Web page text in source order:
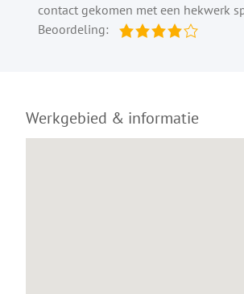
contact gekomen met een hekwerk
Beoordeling:
Werkgebied & informatie